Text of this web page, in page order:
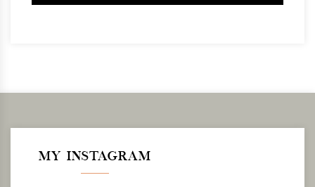
MY INSTAGRAM